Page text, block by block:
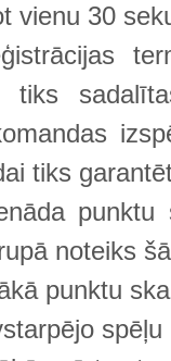
vienu 30
tiks
tiks
noteiks
punktu